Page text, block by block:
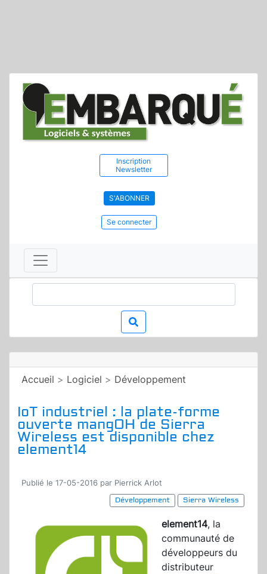
Inscription
Newsletter
S'ABONNER
Se connecter
Accueil > Logiciel > Développement
IoT industriel : la plate-forme
ouverte mangOH de Sierra
Wireless est disponible chez
element14
Publié le 17-05-2016 par Pierrick Arlot
Développement
Sierra Wireless
element14, la
communauté de
développeurs du
distributeur